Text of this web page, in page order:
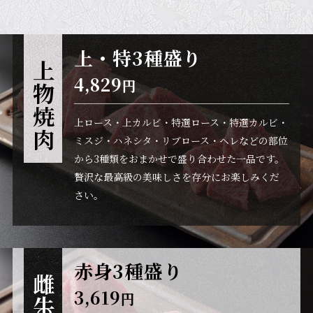
上物焼肉
上・特3種盛り
4,829円
上ロース・上カルビ・特選ロース・特選カルビ・
ミスジ・ハネシタ・リブロース・ヘレなどの部位
から3種類をおまかせで盛り合わせた一品です。
贅沢な最高級の美味しさを存分にお楽しみくだ
さい。
雌牛
赤身3種盛り
3,619円